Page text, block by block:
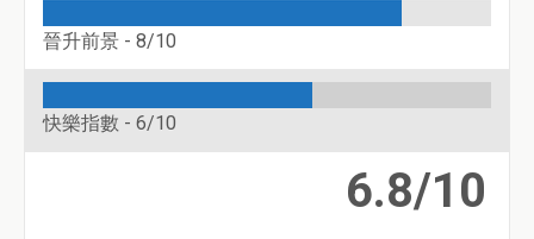
晉升前景 - 8/10
快樂指數 - 6/10
6.8/10